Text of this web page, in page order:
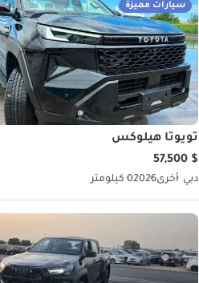
سيارات مميزة
تويوتا هيلوكس
$ 57,500
دبي أخرى20260 كيلومتر